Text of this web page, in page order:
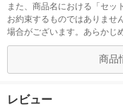
また、商品名における「セッ
お約束するものではありませ
場合がございます。あらかじ
商品
レビュー